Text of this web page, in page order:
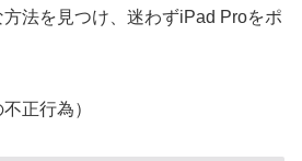
法を見つけ、迷わずiPad Proをポ
正行為）